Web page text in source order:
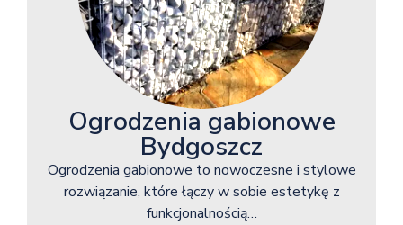
Ogrodzenia gabionowe
Bydgoszcz
Ogrodzenia gabionowe to nowoczesne i stylowe
rozwiązanie, które łączy w sobie estetykę z
funkcjonalnością…